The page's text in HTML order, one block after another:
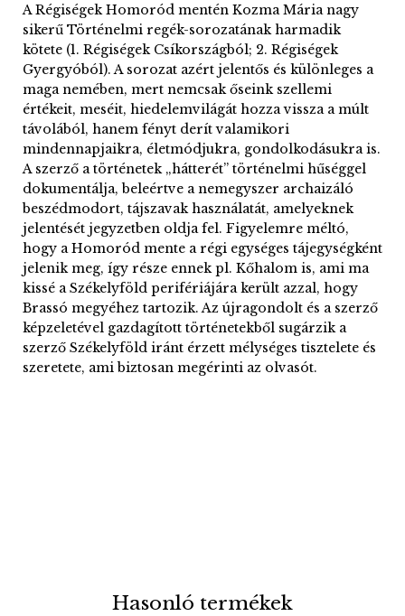
A Régiségek Homoród mentén Kozma Mária nagy
sikerű Történelmi regék-sorozatának harmadik
kötete (1. Régiségek Csíkországból; 2. Régiségek
Gyergyóból). A sorozat azért jelentős és különleges a
maga nemében, mert nemcsak őseink szellemi
értékeit, meséit, hiedelemvilágát hozza vissza a múlt
távolából, hanem fényt derít valamikori
mindennapjaikra, életmódjukra, gondolkodásukra is.
A szerző a történetek „hátterét” történelmi hűséggel
dokumentálja, beleértve a nemegyszer archaizáló
beszédmodort, tájszavak használatát, amelyeknek
jelentését jegyzetben oldja fel. Figyelemre méltó,
hogy a Homoród mente a régi egységes tájegységként
jelenik meg, így része ennek pl. Kőhalom is, ami ma
kissé a Székelyföld perifériájára került azzal, hogy
Brassó megyéhez tartozik. Az újragondolt és a szerző
képzeletével gazdagított történetekből sugárzik a
szerző Székelyföld iránt érzett mélységes tisztelete és
szeretete, ami biztosan megérinti az olvasót.
Hasonló termékek